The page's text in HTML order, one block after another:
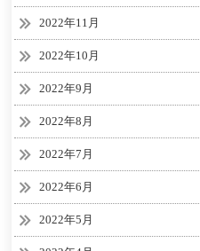
2022年11月
2022年10月
2022年9月
2022年8月
2022年7月
2022年6月
2022年5月